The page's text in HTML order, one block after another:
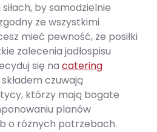
by samodzielnie
ze wszystkimi
mieć pewność, że posiłki
zalecenia jadłospisu
się na catering
czuwają
którzy mają bogate
planów
o różnych potrzebach.